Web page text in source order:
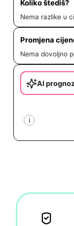
Koliko štediš?
Nema razlike u
Promjena
Nema dovoljno
AI
i